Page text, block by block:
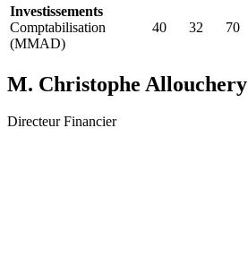
Investissements
Comptabilisation
(MMAD)
40 32 70
M. Christophe Allouchery
Directeur Financier